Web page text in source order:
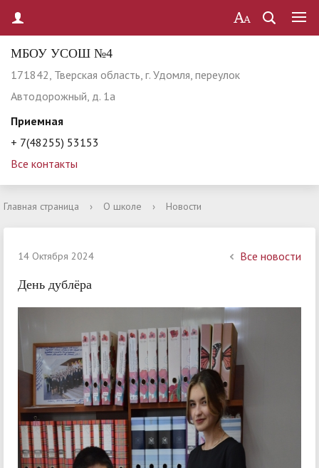
МБОУ УСОШ №4
171842, Тверская область, г. Удомля, переулок
Автодорожный, д. 1а
Приемная
+ 7(48255) 53153
Все контакты
Главная страница › О школе › Новости
14 Октября 2024
Все новости
День дублёра